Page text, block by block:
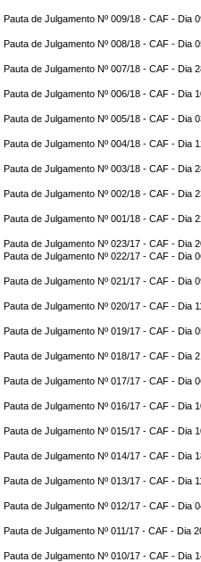
Pauta de Julgamento Nº 009/18 - CAF - Dia
Pauta de Julgamento Nº 008/18 - CAF - Dia
Pauta de Julgamento Nº 007/18 - CAF - Dia
Pauta de Julgamento Nº 006/18 - CAF - Dia
Pauta de Julgamento Nº 005/18 - CAF - Dia
Pauta de Julgamento Nº 004/18 - CAF - Dia
Pauta de Julgamento Nº 003/18 - CAF - Dia
Pauta de Julgamento Nº 002/18 - CAF - Dia
Pauta de Julgamento Nº 001/18 - CAF - Dia
Pauta de Julgamento Nº 023/17 - CAF - Dia
Pauta de Julgamento Nº 022/17 - CAF - Dia
Pauta de Julgamento Nº 021/17 - CAF - Dia
Pauta de Julgamento Nº 020/17 - CAF - Dia
Pauta de Julgamento Nº 019/17 - CAF - Dia
Pauta de Julgamento Nº 018/17 - CAF - Dia
Pauta de Julgamento Nº 017/17 - CAF - Dia
Pauta de Julgamento Nº 016/17 - CAF - Dia
Pauta de Julgamento Nº 015/17 - CAF - Dia
Pauta de Julgamento Nº 014/17 - CAF - Dia
Pauta de Julgamento Nº 013/17 - CAF - Dia
Pauta de Julgamento Nº 012/17 - CAF - Dia
Pauta de Julgamento Nº 011/17 - CAF - Dia
Pauta de Julgamento Nº 010/17 - CAF - Dia